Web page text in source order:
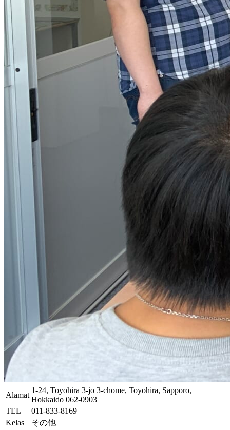
Alamat
1-24, Toyohira 3-jo 3-chome, Toyohira, Sapporo,
Hokkaido 062-0903
TEL
011-833-8169
Kelas
その他